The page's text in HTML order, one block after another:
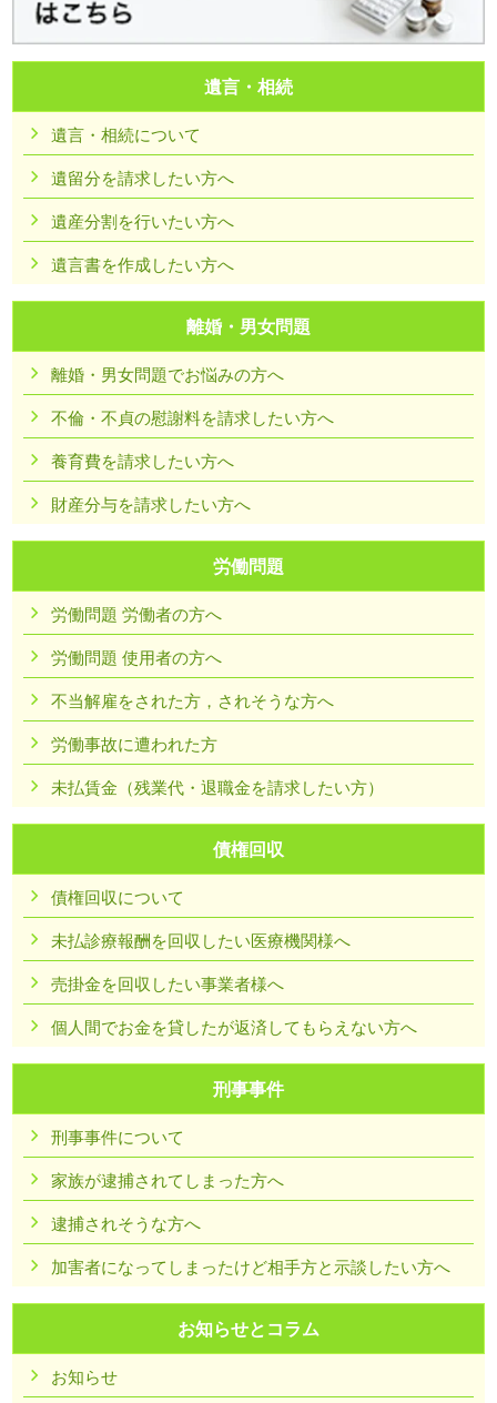
遺言・相続
遺言・相続について
遺留分を請求したい方へ
遺産分割を行いたい方へ
遺言書を作成したい方へ
離婚・男女問題
離婚・男女問題でお悩みの方へ
不倫・不貞の慰謝料を請求したい方へ
養育費を請求したい方へ
財産分与を請求したい方へ
労働問題
労働問題 労働者の方へ
労働問題 使用者の方へ
不当解雇をされた方，されそうな方へ
労働事故に遭われた方
未払賃金（残業代・退職金を請求したい方）
債権回収
債権回収について
未払診療報酬を回収したい医療機関様へ
売掛金を回収したい事業者様へ
個人間でお金を貸したが返済してもらえない方へ
刑事事件
刑事事件について
家族が逮捕されてしまった方へ
逮捕されそうな方へ
加害者になってしまったけど相手方と示談したい方へ
お知らせとコラム
お知らせ